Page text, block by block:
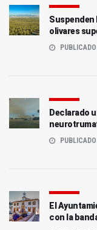
Suspenden
olivares
Declarado
El
con la